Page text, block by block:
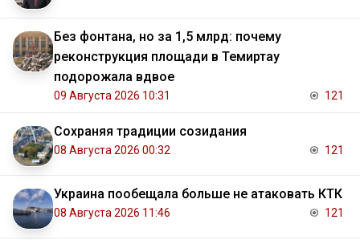
Без фонтана, но за 1,5 млрд: почему
реконструкция площади в Темиртау
подорожала вдвое
09 Августа 2026 10:31 121
Сохраняя традиции созидания
08 Августа 2026 00:32 121
Украина пообещала больше не атаковать КТК
08 Августа 2026 11:46 121